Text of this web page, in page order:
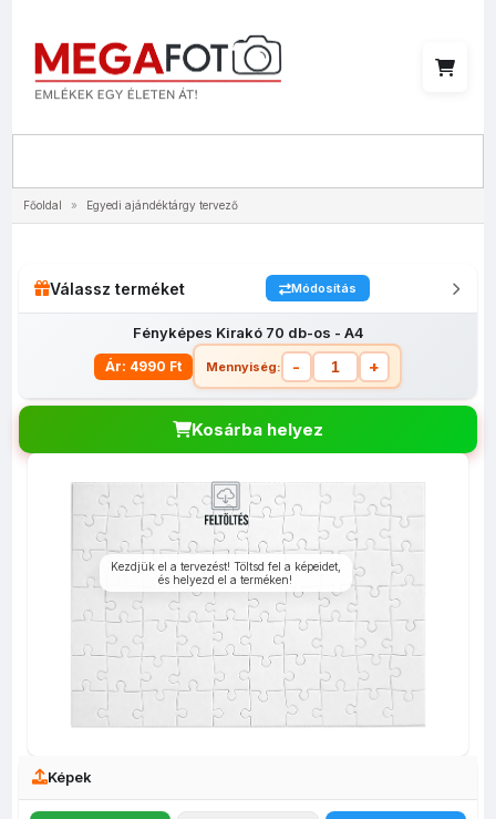
Főoldal » Egyedi ajándéktárgy tervező
Válassz terméket Módosítás
Fényképes Kirakó 70 db-os - A4
Ár: 4990 Ft Mennyiség: - +
Fényképes
Bögrék
Fényképes
egérpadok
Egyedi
fényképes
tolltartó
Fényképes
bevásárló
szatyor
Fényképes
Kosárba helyez
Képek
Kezdjük el a tervezést! Töltsd fel a képeidet,
és helyezd el a terméken!